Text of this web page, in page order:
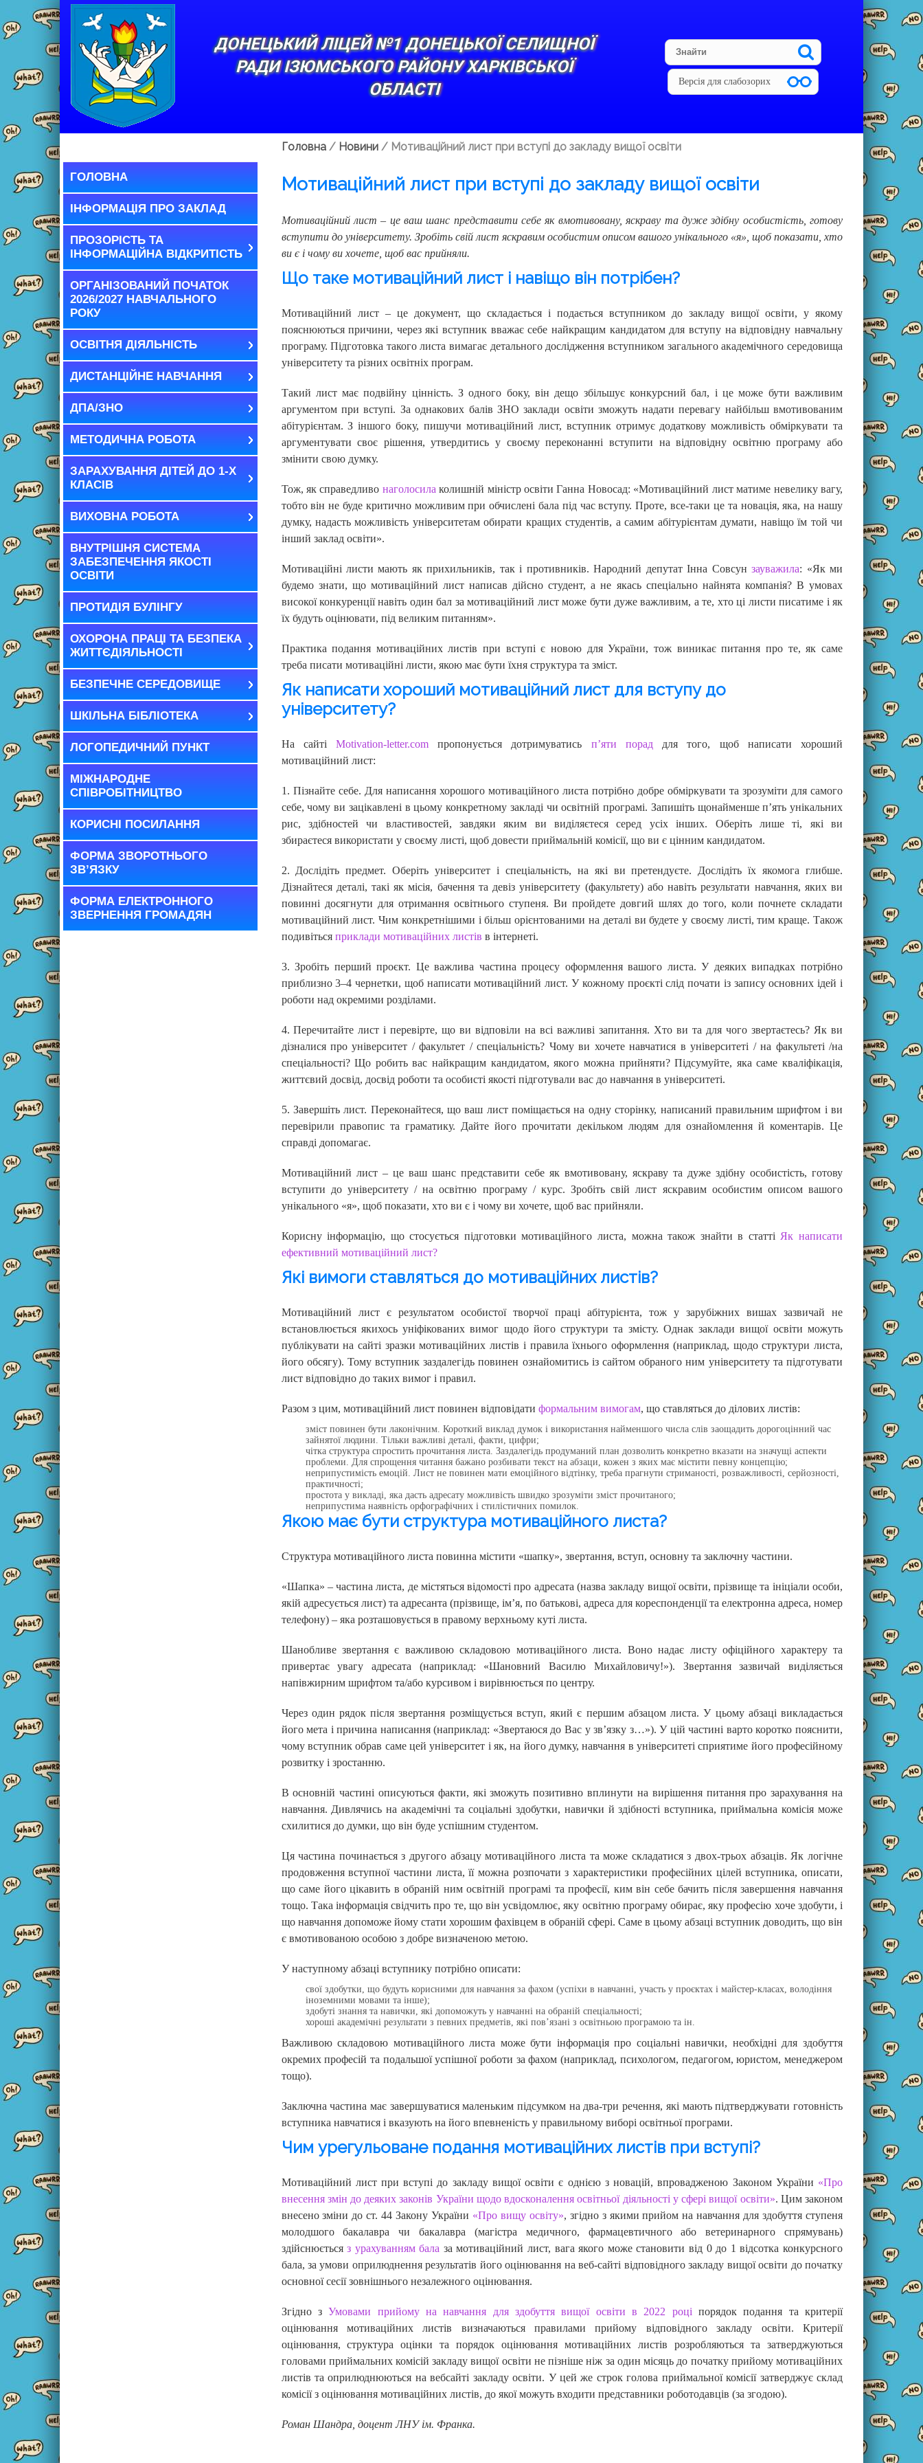
ДОНЕЦЬКИЙ ЛІЦЕЙ №1 ДОНЕЦЬКОЇ СЕЛИЩНОЇ
РАДИ ІЗЮМСЬКОГО РАЙОНУ ХАРКІВСЬКОЇ
ОБЛАСТІ
Версія для слабозорих
Головна / Новини / Мотиваційний лист при вступі до закладу вищої освіти
ГОЛОВНА
ІНФОРМАЦІЯ ПРО ЗАКЛАД
ПРОЗОРІСТЬ ТА
ІНФОРМАЦІЙНА ВІДКРИТІСТЬ
ОРГАНІЗОВАНИЙ ПОЧАТОК
2026/2027 НАВЧАЛЬНОГО
РОКУ
ОСВІТНЯ ДІЯЛЬНІСТЬ
ДИСТАНЦІЙНЕ НАВЧАННЯ
ДПА/ЗНО
МЕТОДИЧНА РОБОТА
ЗАРАХУВАННЯ ДІТЕЙ ДО 1-Х
КЛАСІВ
ВИХОВНА РОБОТА
ВНУТРІШНЯ СИСТЕМА
ЗАБЕЗПЕЧЕННЯ ЯКОСТІ
ОСВІТИ
ПРОТИДІЯ БУЛІНГУ
ОХОРОНА ПРАЦІ ТА БЕЗПЕКА
ЖИТТЄДІЯЛЬНОСТІ
БЕЗПЕЧНЕ СЕРЕДОВИЩЕ
ШКІЛЬНА БІБЛІОТЕКА
ЛОГОПЕДИЧНИЙ ПУНКТ
МІЖНАРОДНЕ
СПІВРОБІТНИЦТВО
КОРИСНІ ПОСИЛАННЯ
ФОРМА ЗВОРОТНЬОГО
ЗВ’ЯЗКУ
ФОРМА ЕЛЕКТРОННОГО
ЗВЕРНЕННЯ ГРОМАДЯН
Мотиваційний лист при вступі до закладу вищої освіти
Мотиваційний лист – це ваш шанс представити себе як вмотивовану, яскраву та дуже здібну особистість, готову
вступити до університету. Зробіть свій лист яскравим особистим описом вашого унікального «я», щоб показати, хто
ви є і чому ви хочете, щоб вас прийняли.
Що таке мотиваційний лист і навіщо він потрібен?
Мотиваційний лист – це документ, що складається і подається вступником до закладу вищої освіти, у якому
пояснюються причини, через які вступник вважає себе найкращим кандидатом для вступу на відповідну навчальну
програму. Підготовка такого листа вимагає детального дослідження вступником загального академічного середовища
університету та різних освітніх програм.
Такий лист має подвійну цінність. З одного боку, він дещо збільшує конкурсний бал, і це може бути важливим
аргументом при вступі. За однакових балів ЗНО заклади освіти зможуть надати перевагу найбільш вмотивованим
абітурієнтам. З іншого боку, пишучи мотиваційний лист, вступник отримує додаткову можливість обміркувати та
аргументувати своє рішення, утвердитись у своєму переконанні вступити на відповідну освітню програму або
змінити свою думку.
Тож, як справедливо наголосила колишній міністр освіти Ганна Новосад: «Мотиваційний лист матиме невелику вагу,
тобто він не буде критично можливим при обчислені бала під час вступу. Проте, все-таки це та новація, яка, на нашу
думку, надасть можливість університетам обирати кращих студентів, а самим абітурієнтам думати, навіщо їм той чи
інший заклад освіти».
Мотиваційні листи мають як прихильників, так і противників. Народний депутат Інна Совсунзауважила: «Як ми
будемо знати, що мотиваційний лист написав дійсно студент, а не якась спеціально найнята компанія? В умовах
високої конкуренції навіть один бал за мотиваційний лист може бути дуже важливим, а те, хто ці листи писатиме і як
їх будуть оцінювати, під великим питанням».
Практика подання мотиваційних листів при вступі є новою для України, тож виникає питання про те, як саме
треба писати мотиваційні листи, якою має бути їхня структура та зміст.
Як написати хороший мотиваційний лист для вступу до
університету?
На сайті Motivation-letter.comпропонується дотримуватись п’яти пораддля того, щоб написати хороший
мотиваційний лист:
1. Пізнайте себе. Для написання хорошого мотиваційного листа потрібно добре обміркувати та зрозуміти для самого
себе, чому ви зацікавлені в цьому конкретному закладі чи освітній програмі. Запишіть щонайменше п’ять унікальних
рис, здібностей чи властивостей, завдяки яким ви виділяєтеся серед усіх інших. Оберіть лише ті, які ви
збираєтеся використати у своєму листі, щоб довести приймальній комісії, що ви є цінним кандидатом.
2. Дослідіть предмет. Оберіть університет і спеціальність, на які ви претендуєте. Дослідіть їх якомога глибше.
Дізнайтеся деталі, такі як місія, бачення та девіз університету (факультету) або навіть результати навчання, яких ви
повинні досягнути для отримання освітнього ступеня. Ви пройдете довгий шлях до того, коли почнете складати
мотиваційний лист. Чим конкретнішими і більш орієнтованими на деталі ви будете у своєму листі, тим краще. Також
подивіться приклади мотиваційних листів в інтернеті.
3. Зробіть перший проєкт. Це важлива частина процесу оформлення вашого листа. У деяких випадках потрібно
приблизно 3–4 чернетки, щоб написати мотиваційний лист. У кожному проєкті слід почати із запису основних ідей і
роботи над окремими розділами.
4. Перечитайте лист і перевірте, що ви відповіли на всі важливі запитання. Хто ви та для чого звертаєтесь? Як ви
дізналися про університет / факультет / спеціальність? Чому ви хочете навчатися в університеті / на факультеті /на
спеціальності? Що робить вас найкращим кандидатом, якого можна прийняти? Підсумуйте, яка саме кваліфікація,
життєвий досвід, досвід роботи та особисті якості підготували вас до навчання в університеті.
5. Завершіть лист. Переконайтеся, що ваш лист поміщається на одну сторінку, написаний правильним шрифтом і ви
перевірили правопис та граматику. Дайте його прочитати декільком людям для ознайомлення й коментарів. Це
справді допомагає.
Мотиваційний лист – це ваш шанс представити себе як вмотивовану, яскраву та дуже здібну особистість, готову
вступити до університету / на освітню програму / курс. Зробіть свій лист яскравим особистим описом вашого
унікального «я», щоб показати, хто ви є і чому ви хочете, щоб вас прийняли.
Корисну інформацію, що стосується підготовки мотиваційного листа, можна також знайти в статті Як написати
ефективний мотиваційний лист?
Які вимоги ставляться до мотиваційних листів?
Мотиваційний лист є результатом особистої творчої праці абітурієнта, тож у зарубіжних вишах зазвичай не
встановлюється якихось уніфікованих вимог щодо його структури та змісту. Однак заклади вищої освіти можуть
публікувати на сайті зразки мотиваційних листів і правила їхнього оформлення (наприклад, щодо структури листа,
його обсягу). Тому вступник заздалегідь повинен ознайомитись із сайтом обраного ним університету та підготувати
лист відповідно до таких вимог і правил.
Разом з цим, мотиваційний лист повинен відповідати формальним вимогам, що ставляться до ділових листів:
зміст повинен бути лаконічним. Короткий виклад думок і використання найменшого числа слів заощадить дорогоцінний час
зайнятої людини. Тільки важливі деталі, факти, цифри;
чітка структура спростить прочитання листа. Заздалегідь продуманий план дозволить конкретно вказати на значущі аспекти
проблеми. Для спрощення читання бажано розбивати текст на абзаци, кожен з яких має містити певну концепцію;
неприпустимість емоцій. Лист не повинен мати емоційного відтінку, треба прагнути стриманості, розважливості, серйозності,
практичності;
простота у викладі, яка дасть адресату можливість швидко зрозуміти зміст прочитаного;
неприпустима наявність орфографічних і стилістичних помилок.
Якою має бути структура мотиваційного листа?
Структура мотиваційного листа повинна містити «шапку», звертання, вступ, основну та заключну частини.
«Шапка» – частина листа, де містяться відомості про адресата (назва закладу вищої освіти, прізвище та ініціали особи,
якій адресується лист) та адресанта (прізвище, ім’я, по батькові, адреса для кореспонденції та електронна адреса, номер
телефону) – яка розташовується в правому верхньому куті листа.
Шанобливе звертання є важливою складовою мотиваційного листа. Воно надає листу офіційного характеру та
привертає увагу адресата (наприклад: «Шановний Василю Михайловичу!»). Звертання зазвичай виділяється
напівжирним шрифтом та/або курсивом і вирівнюється по центру.
Через один рядок після звертання розміщується вступ, який є першим абзацом листа. У цьому абзаці викладається
його мета і причина написання (наприклад: «Звертаюся до Вас у зв’язку з…»). У цій частині варто коротко пояснити,
чому вступник обрав саме цей університет і як, на його думку, навчання в університеті сприятиме його професійному
розвитку і зростанню.
В основній частині описуються факти, які зможуть позитивно вплинути на вирішення питання про зарахування на
навчання. Дивлячись на академічні та соціальні здобутки, навички й здібності вступника, приймальна комісія може
схилитися до думки, що він буде успішним студентом.
Ця частина починається з другого абзацу мотиваційного листа та може складатися з двох-трьох абзаців. Як логічне
продовження вступної частини листа, її можна розпочати з характеристики професійних цілей вступника, описати,
що саме його цікавить в обраній ним освітній програмі та професії, ким він себе бачить після завершення навчання
тощо. Така інформація свідчить про те, що він усвідомлює, яку освітню програму обирає, яку професію хоче здобути, і
що навчання допоможе йому стати хорошим фахівцем в обраній сфері. Саме в цьому абзаці вступник доводить, що він
є вмотивованою особою з добре визначеною метою.
У наступному абзаці вступнику потрібно описати:
свої здобутки, що будуть корисними для навчання за фахом (успіхи в навчанні, участь у проєктах і майстер-класах, володіння
іноземними мовами та інше);
здобуті знання та навички, які допоможуть у навчанні на обраній спеціальності;
хороші академічні результати з певних предметів, які пов’язані з освітньою програмою та ін.
Важливою складовою мотиваційного листа може бути інформація про соціальні навички, необхідні для здобуття
окремих професій та подальшої успішної роботи за фахом (наприклад, психологом, педагогом, юристом, менеджером
тощо).
Заключна частина має завершуватися маленьким підсумком на два-три речення, які мають підтверджувати готовність
вступника навчатися і вказують на його впевненість у правильному виборі освітньої програми.
Чим урегульоване подання мотиваційних листів при вступі?
Мотиваційний лист при вступі до закладу вищої освіти є однією з новацій, впровадженою Законом України «Про
внесення змін до деяких законів України щодо вдосконалення освітньої діяльності у сфері вищої освіти». Цим законом
внесено зміни до ст. 44 Закону України «Про вищу освіту», згідно з якими прийом на навчання для здобуття ступеня
молодшого бакалавра чи бакалавра (магістра медичного, фармацевтичного або ветеринарного спрямувань)
здійснюєтьсяз урахуванням бала за мотиваційний лист, вага якого може становити від 0 до 1 відсотка конкурсного
бала, за умови оприлюднення результатів його оцінювання на веб-сайті відповідного закладу вищої освіти до початку
основної сесії зовнішнього незалежного оцінювання.
Згідно зУмовами прийому на навчання для здобуття вищої освіти в 2022 році порядок подання та критерії
оцінювання мотиваційних листів визначаються правилами прийому відповідного закладу освіти. Критерії
оцінювання, структура оцінки та порядок оцінювання мотиваційних листів розробляються та затверджуються
головами приймальних комісій закладу вищої освіти не пізніше ніж за один місяць до початку прийому мотиваційних
листів та оприлюднюються на вебсайті закладу освіти. У цей же строк голова приймальної комісії затверджує склад
комісії з оцінювання мотиваційних листів, до якої можуть входити представники роботодавців (за згодою).
Роман Шандра, доцент ЛНУ ім. Франка.